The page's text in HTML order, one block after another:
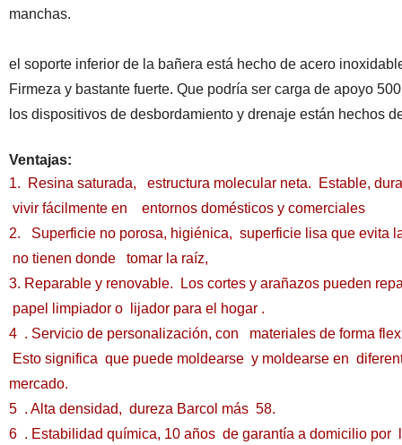
manchas.
el soporte inferior de la bañera está hecho de acero
Firmeza y bastante fuerte. Que podría ser carga de apoyo
los dispositivos de desbordamiento y drenaje están hechos
Ventajas:
1. Resina saturada, estructura molecular neta. Estable,
vivir fácilmente en
entornos domésticos y comerciales
2.
Superficie no porosa, higiénica, superficie lisa que
no tienen donde
tomar la raíz,
3. Reparable y renovable. Los cortes y arañazos pueden
papel limpiador o
lijador para el hogar .
4 . Servicio de personalización, con materiales de forma
Esto significa que puede moldearse y moldearse en
mercado.
5 . Alta densidad, dureza Barcol más 58.
6 . Estabilidad química, 10 años de garantía a domicilio por